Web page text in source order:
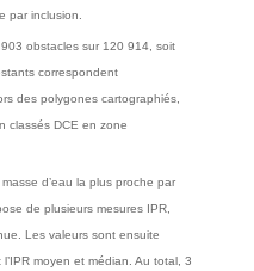
par inclusion.
obstacles sur 120 914, soit
correspondent
des polygones cartographiés,
classés DCE en zone
d’eau la plus proche par
de plusieurs mesures IPR,
Les valeurs sont ensuite
moyen et médian. Au total, 3